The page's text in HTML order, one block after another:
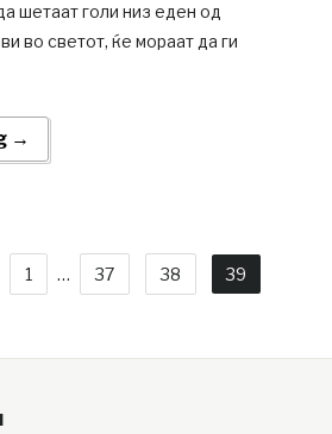
шетаат голи низ еден од
во светот, ќе мораат да ги
→
1 … 37 38 39